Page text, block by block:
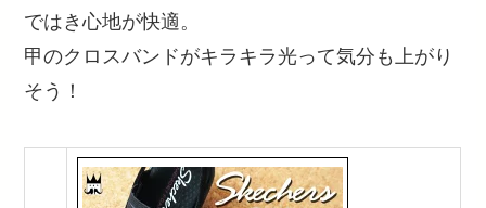
ではき心地が快適。
甲のクロスバンドがキラキラ光って気分も上がり
そう！